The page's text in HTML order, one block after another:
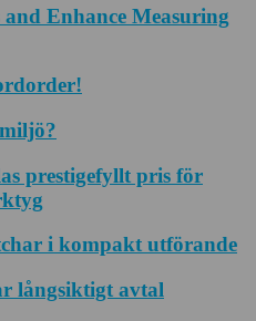
Enhance Measuring
prestigefyllt pris för
i kompakt utförande
långsiktigt avtal